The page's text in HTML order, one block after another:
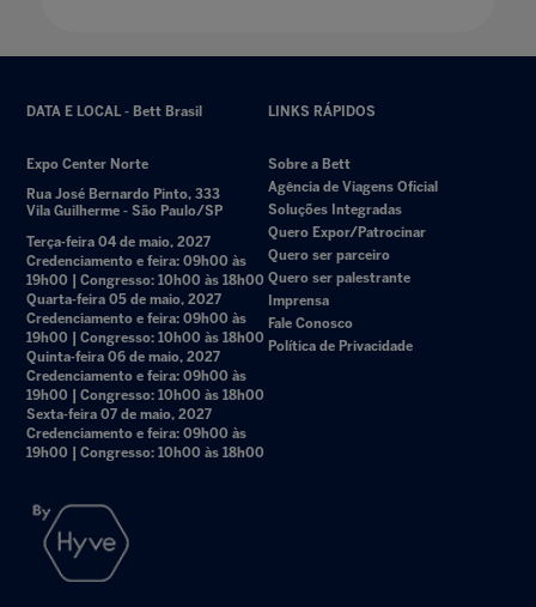
DATA E LOCAL - Bett Brasil
Expo Center Norte
Rua José Bernardo Pinto, 333
Vila Guilherme - São Paulo/SP
Terça-feira 04 de maio, 2027
Credenciamento e feira: 09h00 às
19h00 | Congresso: 10h00 às 18h00
Quarta-feira 05 de maio, 2027
Credenciamento e feira: 09h00 às
19h00 | Congresso: 10h00 às 18h00
Quinta-feira 06 de maio, 2027
Credenciamento e feira: 09h00 às
19h00 | Congresso: 10h00 às 18h00
Sexta-feira 07 de maio, 2027
Credenciamento e feira: 09h00 às
19h00 | Congresso: 10h00 às 18h00
LINKS RÁPIDOS
Sobre a Bett
Agência de Viagens Oficial
Soluções Integradas
Quero Expor/Patrocinar
Quero ser parceiro
Quero ser palestrante
Imprensa
Fale Conosco
Política de Privacidade